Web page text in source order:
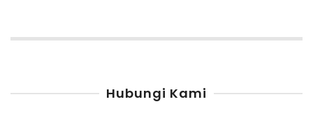
Hubungi Kami